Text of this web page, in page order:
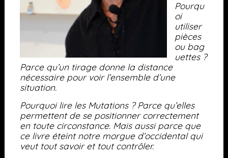
Pourqu
oi
utiliser
pièces
ou bag
uettes ?
Parce qu’un tirage donne la distance
nécessaire pour voir l’ensemble d’une
situation.
Pourquoi lire les Mutations ? Parce qu’elles
permettent de se positionner correctement
en toute circonstance. Mais aussi parce que
ce livre éteint notre morgue d’occidental qui
veut tout savoir et tout contrôler.